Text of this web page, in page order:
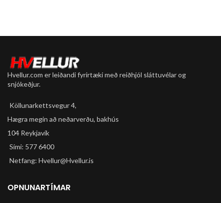
Hvellur.com er leiðandi fyrirtæki með reiðhjól sláttuvélar og
snjókeðjur.
Köllunarkettsvegur 4,
Hægra megin að neðarverðu, bakhús
104 Reykjavík
Sími: 577 6400
Netfang: Hvellur@Hvellur.is
OPNUNARTÍMAR